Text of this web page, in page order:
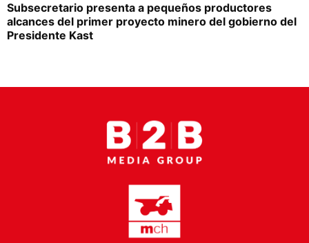
Designaciones
Calendario de Eventos
Subsecretario presenta a pequeños productores
alcances del primer proyecto minero del gobierno del
Presidente Kast